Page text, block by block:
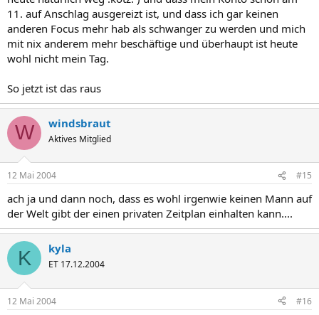
11. auf Anschlag ausgereizt ist, und dass ich gar keinen
anderen Focus mehr hab als schwanger zu werden und mich
mit nix anderem mehr beschäftige und überhaupt ist heute
wohl nicht mein Tag.
So jetzt ist das raus
W windsbraut
Aktives Mitglied
12 Mai 2004 #15
ach ja und dann noch, dass es wohl irgenwie keinen Mann auf
der Welt gibt der einen privaten Zeitplan einhalten kann....
K kyla
ET 17.12.2004
12 Mai 2004 #16